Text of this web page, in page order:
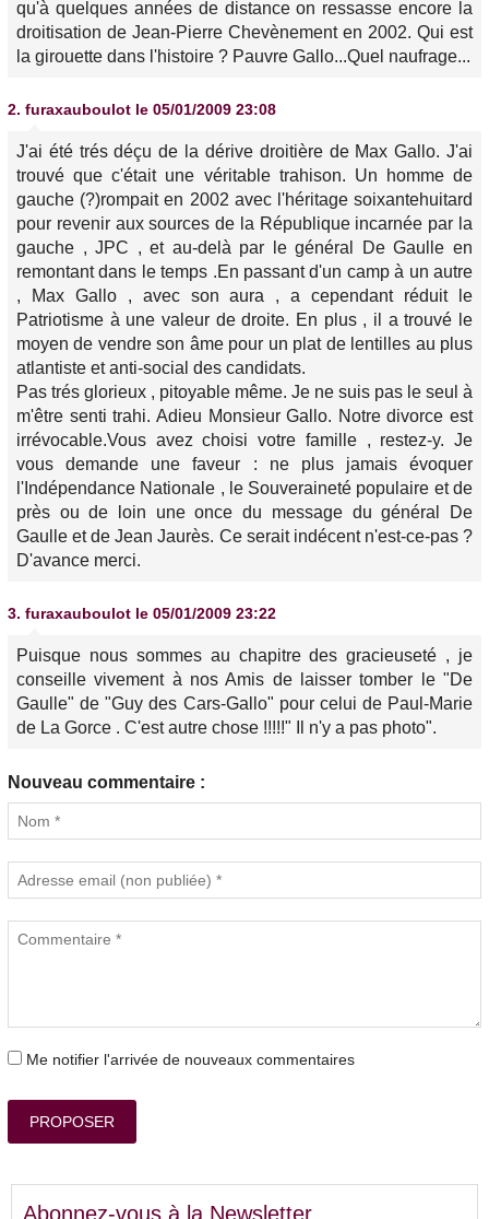
qu'à quelques années de distance on ressasse encore la
droitisation de Jean-Pierre Chevènement en 2002. Qui est
la girouette dans l'histoire ? Pauvre Gallo...Quel naufrage...
2. furaxauboulot le 05/01/2009 23:08
J'ai été trés déçu de la dérive droitière de Max Gallo. J'ai
trouvé que c'était une véritable trahison. Un homme de
gauche (?)rompait en 2002 avec l'héritage soixantehuitard
pour revenir aux sources de la République incarnée par la
gauche , JPC , et au-delà par le général De Gaulle en
remontant dans le temps .En passant d'un camp à un autre
, Max Gallo , avec son aura , a cependant réduit le
Patriotisme à une valeur de droite. En plus , il a trouvé le
moyen de vendre son âme pour un plat de lentilles au plus
atlantiste et anti-social des candidats.
Pas trés glorieux , pitoyable même. Je ne suis pas le seul à
m'être senti trahi. Adieu Monsieur Gallo. Notre divorce est
irrévocable.Vous avez choisi votre famille , restez-y. Je
vous demande une faveur : ne plus jamais évoquer
l'Indépendance Nationale , le Souveraineté populaire et de
près ou de loin une once du message du général De
Gaulle et de Jean Jaurès. Ce serait indécent n'est-ce-pas ?
D'avance merci.
3. furaxauboulot le 05/01/2009 23:22
Puisque nous sommes au chapitre des gracieuseté , je
conseille vivement à nos Amis de laisser tomber le "De
Gaulle" de "Guy des Cars-Gallo" pour celui de Paul-Marie
de La Gorce . C'est autre chose !!!!!" Il n'y a pas photo".
Nouveau commentaire :
Me notifier l'arrivée de nouveaux commentaires
PROPOSER
Abonnez-vous à la Newsletter